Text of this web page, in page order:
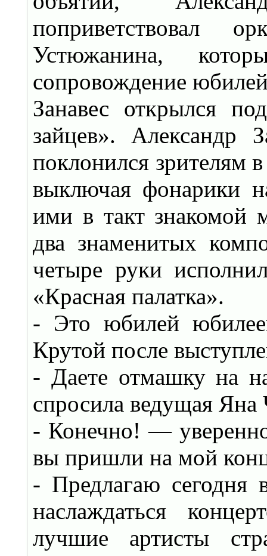
поприветствовал
Устюжанина,
сопровождение
Занавес открылся
зайцев». Александр
поклонился зрителям
выключая фонарики
ими в такт знакомой
два знаменитых
четыре руки
«Красная палатка».
- Это юбилей
Крутой после
- Даете отмашку на
спросила ведущая Яна
- Конечно! —
вы пришли на мой
- Предлагаю сегодня
наслаждаться
лучшие артисты